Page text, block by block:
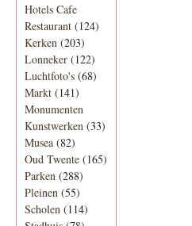
Hotels Cafe
Restaurant (124)
Kerken (203)
Lonneker (122)
Luchtfoto's (68)
Markt (141)
Monumenten
Kunstwerken (33)
Musea (82)
Oud Twente (165)
Parken (288)
Pleinen (55)
Scholen (114)